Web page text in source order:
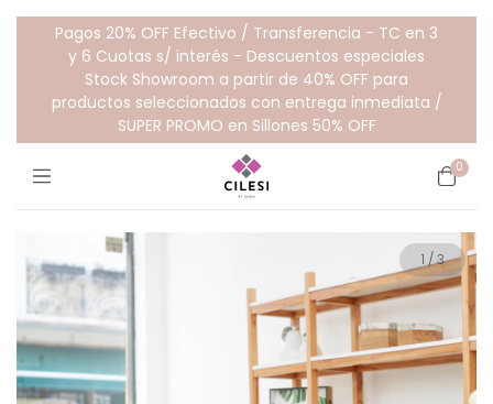
Pagos 20% OFF Efectivo / Transferencia - TC en 3
y 6 Cuotas s/ interés - Descuentos especiales
Stock Showroom a partir de 40% OFF para
productos seleccionados con entrega inmediata /
SUPER PROMO en Sillones 50% OFF
0
1 /3